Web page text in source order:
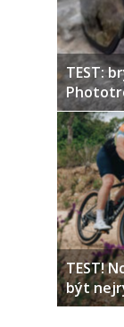
TEST:
TEST!
být